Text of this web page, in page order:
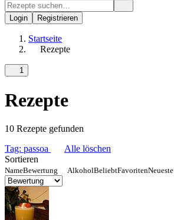
Login Registrieren
Startseite
Rezepte
1
Rezepte
10 Rezepte gefunden
Tag: passoa
Alle löschen
Sortieren
NameBewertung AlkoholBeliebtFavoritenNeueste